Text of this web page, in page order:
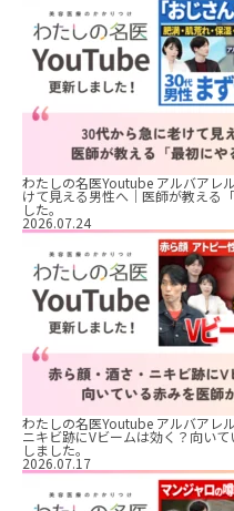
わたしの名医Youtube アルバアレ
けて見える男性へ｜医師が教える
した。
2026.07.24
わたしの名医Youtube アルバアレ
ニキビ跡にVビームは効く？向い
しました。
2026.07.17